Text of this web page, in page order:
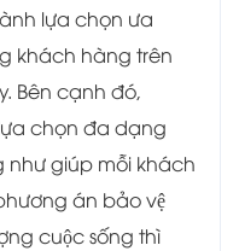
lựa chọn ưa
khách hàng trên
Bên cạnh đó,
chọn đa dạng
giúp mỗi khách
án bảo vệ
cuộc sống thì